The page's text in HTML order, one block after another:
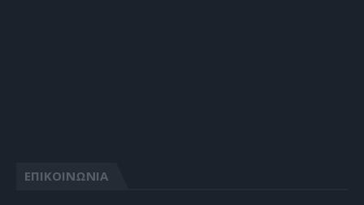
ΕΠΙΚΟΙΝΩΝΙΑ